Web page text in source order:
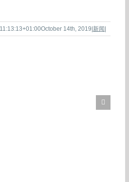
October 14th, 2019|新闻|